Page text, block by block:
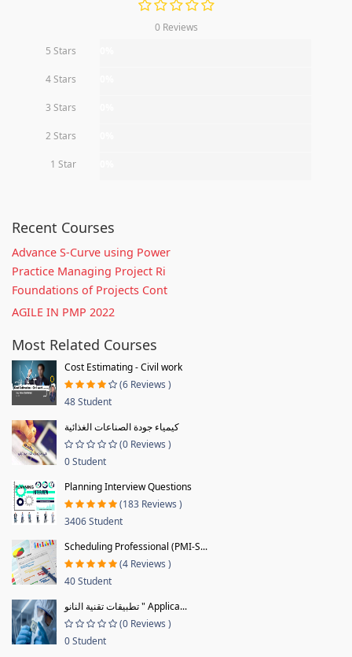
0 Reviews
5 Stars
4 Stars
3 Stars
2 Stars
1 Star
Recent Courses
Advance S-Curve using Power
Practice Managing Project Ri
Foundations of Projects Cont
AGILE IN PMP 2022
Most Related Courses
Cost Estimating - Civil work
(6 Reviews )
48 Student
كيمياء جودة الصناعات الغذائية
(0 Reviews )
0 Student
Planning Interview Questions
(183 Reviews )
3406 Student
Scheduling Professional (PMI-S...
(4 Reviews )
40 Student
تطبيقات تقنية النانو " Applica...
(0 Reviews )
0 Student